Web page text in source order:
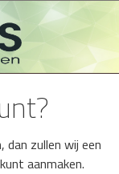
zullen wij een
aanmaken.